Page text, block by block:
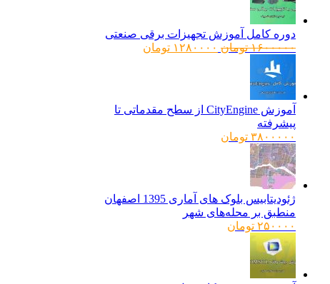
دوره کامل آموزش تجهیزات برقی صنعتی
۱۶۰۰۰۰۰ تومان قیمت
۱۲۸۰۰۰۰ تومان
آموزش CityEngine از سطح مقدماتی تا
پیشرفته
۳۸۰۰۰۰۰ تومان
ژئودیتابیس بلوک های آماری 1395 اصفهان
منطبق بر محله‌های شهر
۲۵۰۰۰۰ تومان